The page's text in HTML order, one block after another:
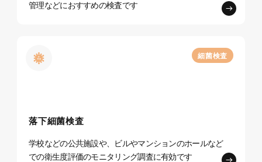
管理などにおすすめの検査です
細菌検査
落下細菌検査
学校などの公共施設や、ビルやマンションのホールなど
での衛生度評価のモニタリング調査に有効です